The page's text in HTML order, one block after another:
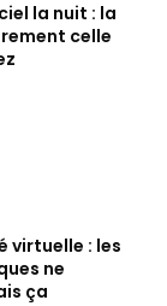
la nuit : la
celle
virtuelle : les
ne
ça